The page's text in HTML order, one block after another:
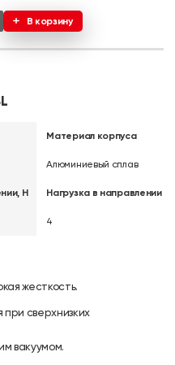
В корзину
Н
Материал корпуса
Алюминиевый сплав
Нагрузка в направлении
4
жесткость.
при сверхнизких
вакуумом.